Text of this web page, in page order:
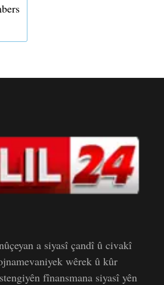
a siyasî çandî û civakî
wêrek û kûr
fînansmana siyasî yên